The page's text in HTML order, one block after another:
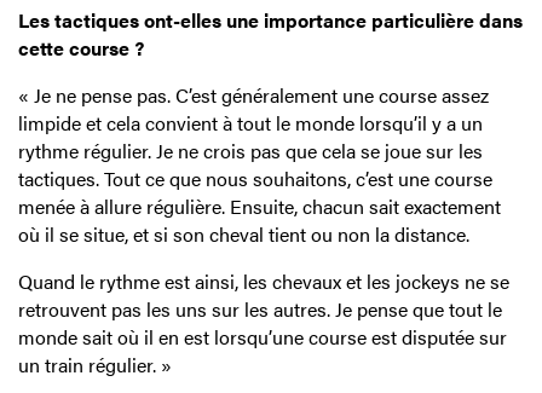
Les tactiques ont-elles une importance particulière dans
cette course ?
« Je ne pense pas. C’est généralement une course assez
limpide et cela convient à tout le monde lorsqu’il y a un
rythme régulier. Je ne crois pas que cela se joue sur les
tactiques. Tout ce que nous souhaitons, c’est une course
menée à allure régulière. Ensuite, chacun sait exactement
où il se situe, et si son cheval tient ou non la distance.
Quand le rythme est ainsi, les chevaux et les jockeys ne se
retrouvent pas les uns sur les autres. Je pense que tout le
monde sait où il en est lorsqu’une course est disputée sur
un train régulier. »